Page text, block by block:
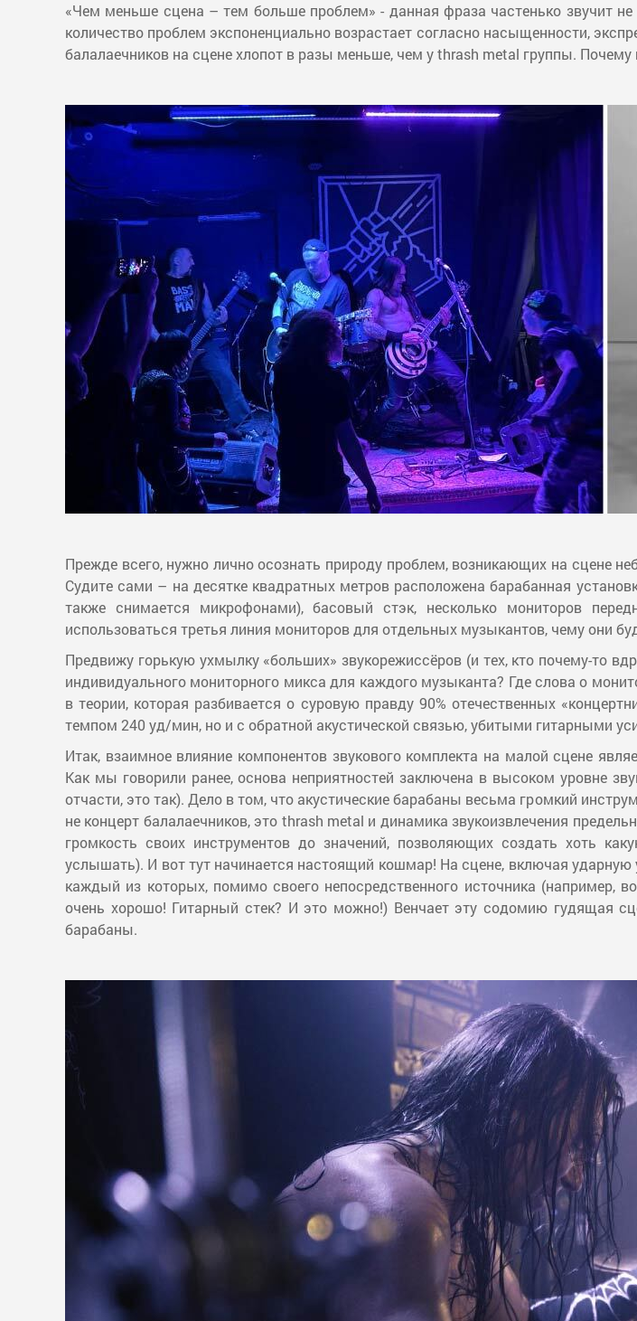
«Чем меньше сцена – тем больше проблем» - данная фраза частенько звучит
количество проблем экспоненциально возрастает согласно насыщенности,
балалаечников на сцене хлопот в разы меньше, чем у thrash metal группы.
Прежде всего, нужно лично осознать природу проблем, возникающих на сцене
Судите сами – на десятке квадратных метров расположена барабанная
также снимается микрофонами), басовый стэк, несколько мониторов
использоваться третья линия мониторов для отдельных музыкантов, чему они
Предвижу горькую ухмылку «больших» звукорежиссёров (и тех, кто почему-то
индивидуального мониторного микса для каждого музыканта? Где слова о
в теории, которая разбивается о суровую правду 90% отечественных
темпом 240 уд/мин, но и с обратной акустической связью, убитыми гитарными
Итак, взаимное влияние компонентов звукового комплекта на малой сцене
Как мы говорили ранее, основа неприятностей заключена в высоком уровне
отчасти, это так). Дело в том, что акустические барабаны весьма громкий
не концерт балалаечников, это thrash metal и динамика звукоизвлечения
громкость своих инструментов до значений, позволяющих создать хоть
услышать). И вот тут начинается настоящий кошмар! На сцене, включая
каждый из которых, помимо своего непосредственного источника (например,
очень хорошо! Гитарный стек? И это можно!) Венчает эту содомию гудящая
барабаны.